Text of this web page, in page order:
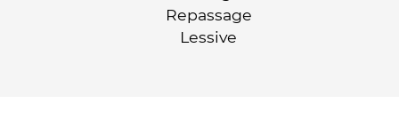
Repassage
Lessive